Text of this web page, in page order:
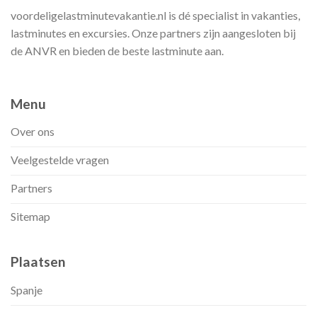
voordeligelastminutevakantie.nl is dé specialist in vakanties,
lastminutes en excursies. Onze partners zijn aangesloten bij
de ANVR en bieden de beste lastminute aan.
Menu
Over ons
Veelgestelde vragen
Partners
Sitemap
Plaatsen
Spanje